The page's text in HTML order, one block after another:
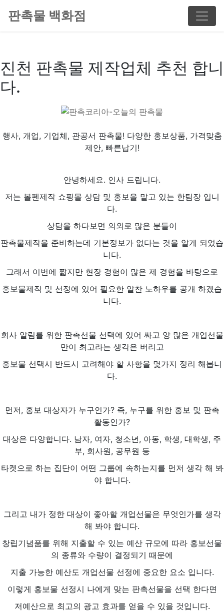
판촉물 백화점
진천 판촉물 제작업체 추천 합니
다.
행사, 개업, 기업체, 관공서 판촉물! 다양한 홍보상품, 가격맞춤
제안, 빠른납기!
안녕하세요. 인사 드립니다.
저는 볼펜제작 쇼핑몰 상담 및 홍보을 맡고 있는 한팀장 입니
다.
상담을 하다보면 의외로 많은 분들이
판촉물제작을 준비하는데 기본정보가 없다는 것을 알게 되었습
니다.
그래서 이번에 짧지만 현장 경험이 많은 제 경험을 바탕으로
홍보물제작 및 선정에 있어 필요한 알찬 노하우를 공개 하겠습
니다.
회사 알림를 위한 판촉선물 선택에 있어 싸고 양 많은 개업선물
만이 최고라는 생각은 버리고
홍보물 선택시 반드시 고려해야 할 사항을 몇가지 정리 해봅니
다.
먼저, 홍보 대상자가 누구인가? 즉, 누구를 위한 홍보 및 판촉
활동인가?
대상은 다양합니다. 남자, 여자, 청소년, 아동, 학생, 대학생, 주
부, 회사원, 공무원 등
타켓으로 하는 집단이 어떤 그룹에 속하는지를 먼저 생각 해 봐
야 합니다.
그리고 내가 정한 대상이 좋아할 개업선물은 무엇인가를 생각
해 봐야 합니다.
창립기념품를 위해 지출할 수 있는 예산 규모에 따라 홍보선물
의 종류와 수량이 결정되기 때문에
지출 가능한 예산도 개업선물 선정에 중요한 요소 입니다.
이렇게 홍보물 선정시 나에게 맞는 판촉선물을 선택 한다면
저예산으로 최고의 광고 효과를 얻을 수 있을 것입니다.